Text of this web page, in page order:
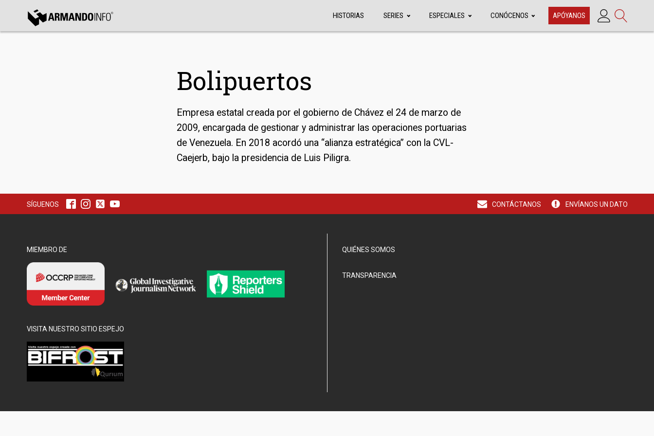
HISTORIAS SERIES ESPECIALES CONÓCENOS APÓYANOS
Bolipuertos
Empresa estatal creada por el gobierno de Chávez el 24 de marzo de
2009, encargada de gestionar y administrar las operaciones portuarias
de Venezuela. En 2018 acordó una “alianza estratégica” con la CVL-
Caejerb, bajo la presidencia de Luis Piligra.
SÍGUENOS CONTÁCTANOS ENVÍANOS UN DATO
MIEMBRO DE
VISITA NUESTRO SITIO ESPEJO
QUIÉNES SOMOS
TRANSPARENCIA